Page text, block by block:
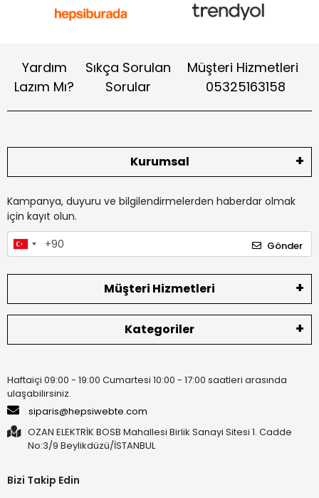
Yardım
Lazım Mı?
Sıkça Sorulan
Sorular
Müşteri Hizmetleri
05325163158
Kurumsal
Kampanya, duyuru ve bilgilendirmelerden haberdar olmak
için kayıt olun.
Gönder
Müşteri Hizmetleri
Kategoriler
Haftaiçi 09:00 - 19:00 Cumartesi 10:00 - 17:00 saatleri arasında
ulaşabilirsiniz.
siparis@hepsiwebte.com
OZAN ELEKTRİK BOSB Mahallesi Birlik Sanayi Sitesi 1. Cadde
No:3/9 Beylikdüzü/İSTANBUL
Bizi Takip Edin